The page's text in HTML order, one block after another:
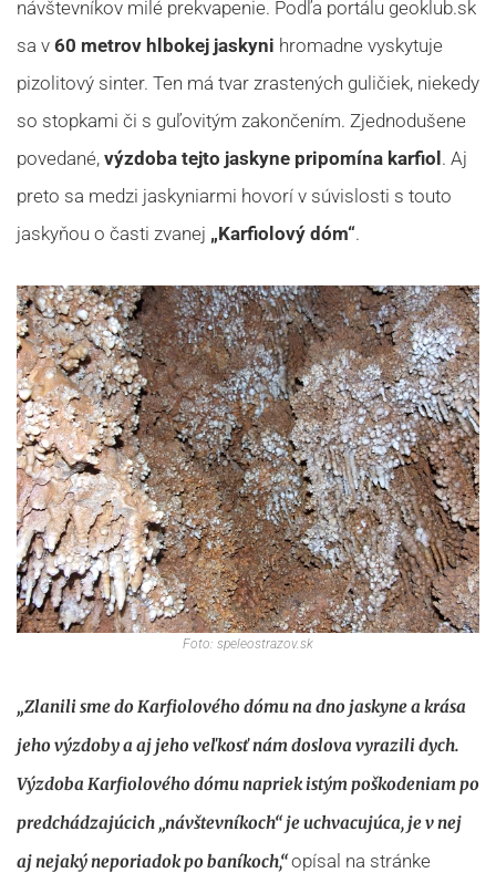
návštevníkov milé prekvapenie. Podľa portálu geoklub.sk
sa v 60 metrov hlbokej jaskyni hromadne vyskytuje
pizolitový sinter. Ten má tvar zrastených guličiek, niekedy
so stopkami či s guľovitým zakončením. Zjednodušene
povedané, výzdoba tejto jaskyne pripomína karfiol . Aj
preto sa medzi jaskyniarmi hovorí v súvislosti s touto
jaskyňou o časti zvanej „Karfiolový dóm“.
Foto: speleostrazov.sk
„Zlanili sme do Karfiolového dómu na dno jaskyne a krása
jeho výzdoby a aj jeho veľkosť nám doslova vyrazili dych.
Výzdoba Karfiolového dómu napriek istým poškodeniam po
predchádzajúcich „návštevníkoch“ je uchvacujúca, je v nej
aj nejaký neporiadok po baníkoch,“opísal na stránke